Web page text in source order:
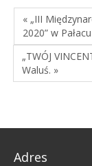
« „III
2020” w
„TWÓJ
Waluś. »
Adres